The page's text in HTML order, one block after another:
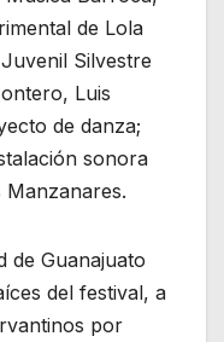
de Lola
Silvestre
Luis
de danza;
sonora
de Guanajuato
del festival, a
por